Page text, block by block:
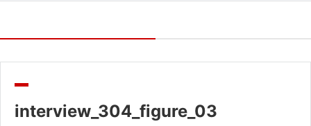
販路拡大
共済・福利厚生
interview_304_figure_03